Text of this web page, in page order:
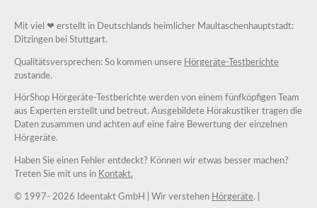
Mit viel ❤ erstellt in Deutschlands heimlicher Maultaschenhauptstadt:
Ditzingen bei Stuttgart.
Qualitätsversprechen: So kommen unsere Hörgeräte-Testberichte
zustande.
HörShop Hörgeräte-Testberichte werden von einem fünfköpfigen Team
aus Experten erstellt und betreut. Ausgebildete Hörakustiker tragen die
Daten zusammen und achten auf eine faire Bewertung der einzelnen
Hörgeräte.
Haben Sie einen Fehler entdeckt? Können wir etwas besser machen?
Treten Sie mit uns in Kontakt.
© 1997- 2026 Ideentakt GmbH | Wir verstehen Hörgeräte. |